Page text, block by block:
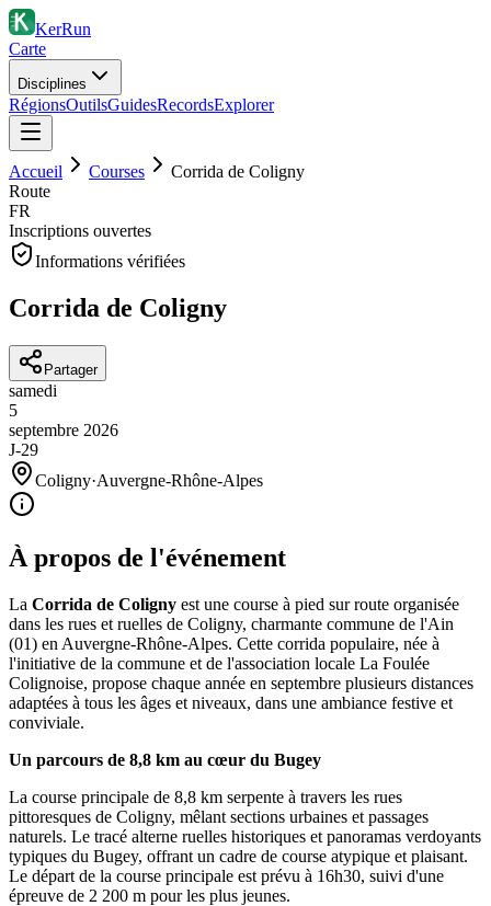
KerRun
Carte
Disciplines
RégionsOutilsGuidesRecordsExplorer
Accueil Courses
Corrida de Coligny
Route
FR
Inscriptions ouvertes
Informations vérifiées
Corrida de Coligny
Partager
samedi
5
septembre 2026
J-29
Coligny·Auvergne-Rhône-Alpes
À propos de l'événement
La Corrida de Coligny est une course à pied sur route organisée
dans les rues et ruelles de Coligny, charmante commune de l'Ain
(01) en Auvergne-Rhône-Alpes. Cette corrida populaire, née à
l'initiative de la commune et de l'association locale La Foulée
Colignoise, propose chaque année en septembre plusieurs distances
adaptées à tous les âges et niveaux, dans une ambiance festive et
conviviale.
Un parcours de 8,8 km au cœur du Bugey
La course principale de 8,8 km serpente à travers les rues
pittoresques de Coligny, mêlant sections urbaines et passages
naturels. Le tracé alterne ruelles historiques et panoramas verdoyants
typiques du Bugey, offrant un cadre de course atypique et plaisant.
Le départ de la course principale est prévu à 16h30, suivi d'une
épreuve de 2 200 m pour les plus jeunes.